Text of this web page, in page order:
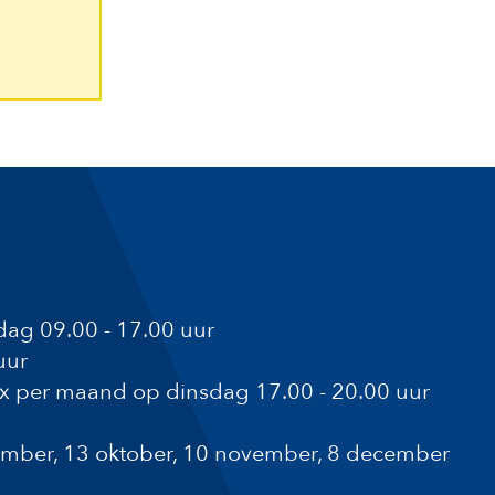
09.00 - 17.00 uur
per maand op dinsdag 17.00 - 20.00 uur
13 oktober, 10 november, 8 december